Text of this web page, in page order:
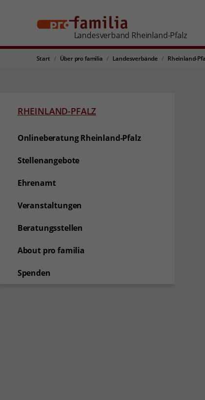
Landesverband Rheinland-Pfalz
Start Über pro familia Landesverbände Rheinland-
RHEINLAND-PFALZ
Onlineberatung Rheinland-Pfalz
Stellenangebote
Ehrenamt
Veranstaltungen
Beratungsstellen
About pro familia
Spenden